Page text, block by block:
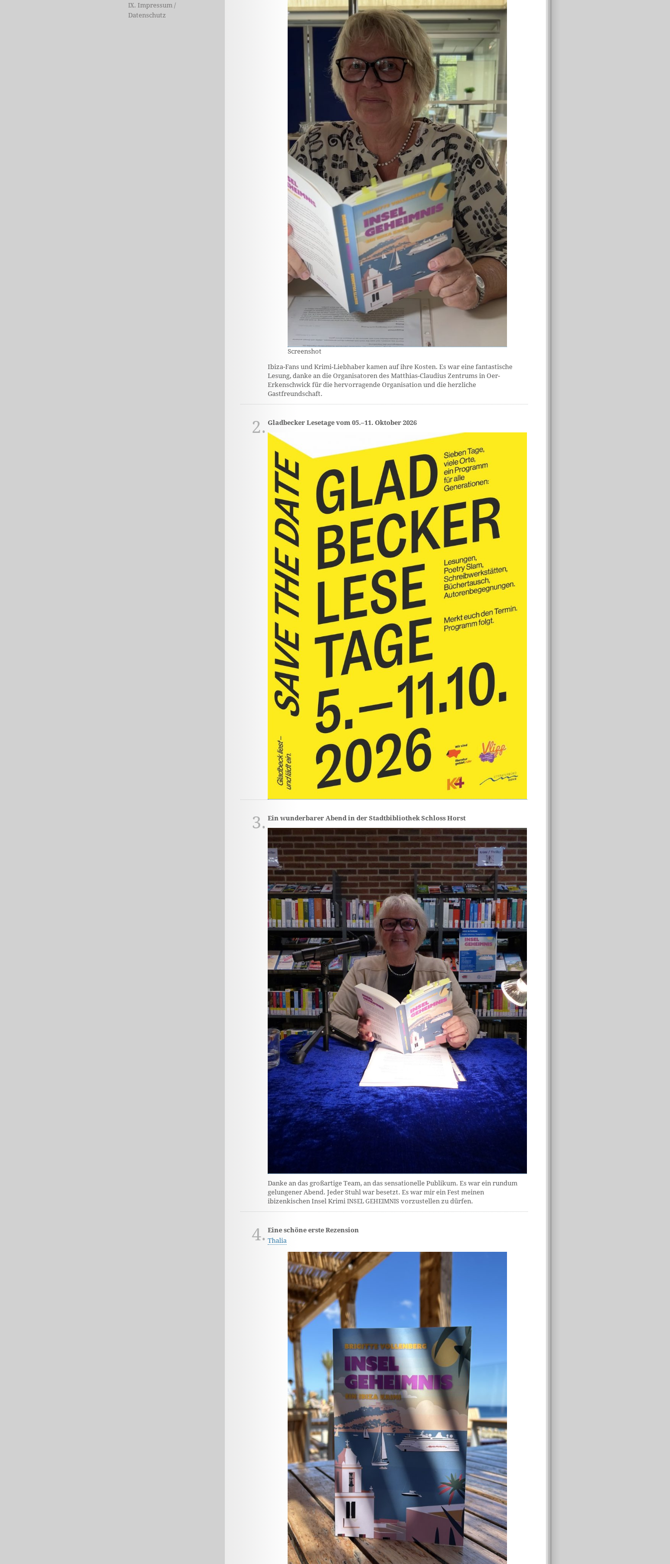
IX. Impressum /
Datenschutz
Screenshot
Ibiza-Fans und Krimi-Liebhaber kamen auf ihre Kosten. Es war eine fantastische
Lesung, danke an die Organisatoren des Matthias-Claudius Zentrums in Oer-
Erkenschwick für die hervorragende Organisation und die herzliche
Gastfreundschaft.
2. Gladbecker Lesetage vom 05.–11. Oktober 2026
3. Ein wunderbarer Abend in der Stadtbibliothek Schloss Horst
Danke an das großartige Team, an das sensationelle Publikum. Es war ein rundum
gelungener Abend. Jeder Stuhl war besetzt. Es war mir ein Fest meinen
ibizenkischen Insel Krimi INSEL GEHEIMNIS vorzustellen zu dürfen.
4. Eine schöne erste Rezension
Thalia